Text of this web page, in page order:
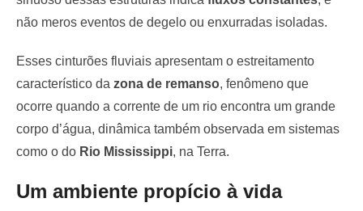
não meros eventos de degelo ou enxurradas isoladas.
Esses cinturões fluviais apresentam o estreitamento
característico da zona de remanso, fenômeno que
ocorre quando a corrente de um rio encontra um grande
corpo d’água, dinâmica também observada em sistemas
como o do Rio Mississippi, na Terra.
Um ambiente propício à vida